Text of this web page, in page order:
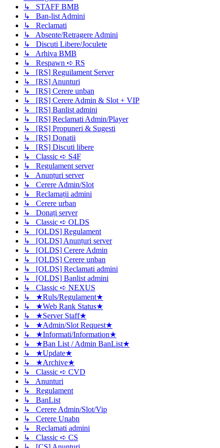
↳ STAFF BMB
↳ Ban-list Admini
↳ Reclamati
↳ Absente/Retragere Admini
↳ Discuti Libere/Joculete
↳ Arhiva BMB
↳ Respawn ➪ RS
↳ [RS] Reguilament Server
↳ [RS] Anunturi
↳ [RS] Cerere unban
↳ [RS] Cerere Admin & Slot + VIP
↳ [RS] Banlist admini
↳ [RS] Reclamati Admin/Player
↳ [RS] Propuneri & Sugesti
↳ [RS] Donatii
↳ [RS] Discuti libere
↳ Classic ➪ S4F
↳ Regulament server
↳ Anunțuri server
↳ Cerere Admin/Slot
↳ Reclamații admini
↳ Cerere urban
↳ Donați server
↳ Classic ➪ OLDS
↳ [OLDS] Regulament
↳ [OLDS] Anunțuri server
↳ [OLDS] Cerere Admin
↳ [OLDS] Cerere unban
↳ [OLDS] Reclamati admini
↳ [OLDS] Banlist admini
↳ Classic ➪ NEXUS
↳ ★Ruls/Regulament★
↳ ★Web Rank Status★
↳ ★Server Staff★
↳ ★Admin/Slot Request★
↳ ★Informati/Information★
↳ ★Ban List / Admin BanList★
↳ ★Update★
↳ ★Archive★
↳ Classic ➪ CVD
↳ Anunturi
↳ Regulament
↳ BanList
↳ Cerere Admin/Slot/Vip
↳ Cerere Unabn
↳ Reclamati admini
↳ Classic ➪ CS